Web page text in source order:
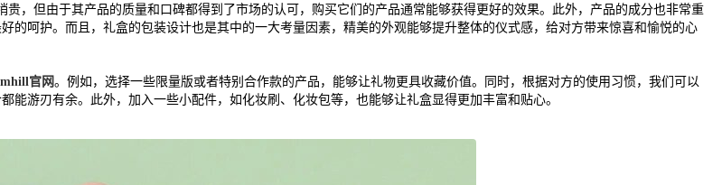
，但由于其产品的质量和口碑都得到了市场的认可，购买它们的产品通常能够获得更好的效果。此外，产品的成分也非常重
的呵护。而且，礼盒的包装设计也是其中的一大考量因素，精美的外观能够提升整体的仪式感，给对方带来惊喜和愉悦的心
官网。例如，选择一些限量版或者特别合作款的产品，能够让礼物更具收藏价值。同时，根据对方的使用习惯，我们可以
游刃有余。此外，加入一些小配件，如化妆刷、化妆包等，也能够让礼盒显得更加丰富和贴心。